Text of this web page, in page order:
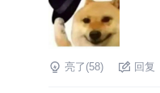
亮了(58) 回复